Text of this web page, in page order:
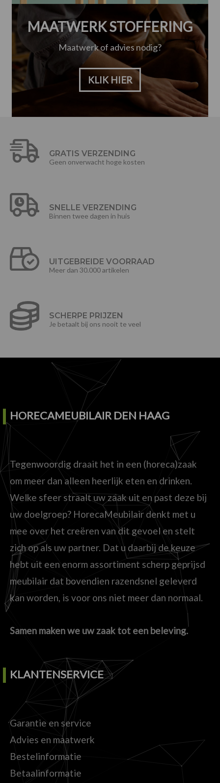
MAATWERK STOFFERING
Maatwerk of advies nodig?
KLIK HIER
GRATIS VERZENDING
Geen onverwacht hoge kosten
SNELLE VERZENDING
Binnen twee dagen in huis
UITGEBREIDE VOORRAAD
Meer dan 30.000 artikelen
SCHERPE PRIJZEN
Je betaalt bij ons nooit te veel
HORECAMEUBILAIR DEN HAAG
Tegenwoordig draait het in een (horeca)zaak
om meer dan alleen heerlijk eten en drinken.
Welke sfeer straalt uw zaak uit en past deze bij
uw doelgroep? HorecaMeubilair denkt met u
mee over het creëren van dit gevoel en stelt
zich op als uw partner. Dat u daarbij de keuze
hebt uit een enorm assortiment scherp geprijsd
meubilair dat bovendien razendsnel geleverd
kan worden, is voor ons niet meer dan normaal.
Samen maken we uw zaak tot een beleving.
KLANTENSERVICE
Garantie en service
Advies en maatwerk
Bestelinformatie
Betaalinformatie